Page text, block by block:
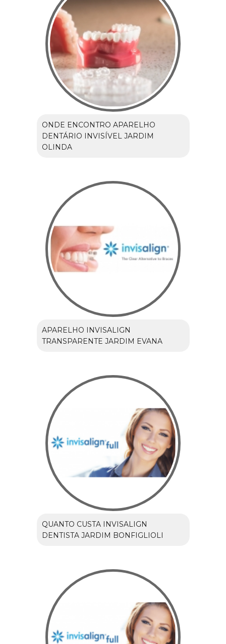
ONDE ENCONTRO APARELHO
DENTÁRIO INVISÍVEL JARDIM
OLINDA
APARELHO INVISALIGN
TRANSPARENTE JARDIM EVANA
QUANTO CUSTA INVISALIGN
DENTISTA JARDIM BONFIGLIOLI